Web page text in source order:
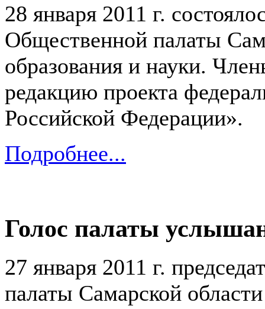
28 января 2011 г.
Общественной палаты
образования и науки.
редакцию проекта
Российской Федерации».
Подробнее...
Голос палаты
27 января 2011 г.
палаты Самарской